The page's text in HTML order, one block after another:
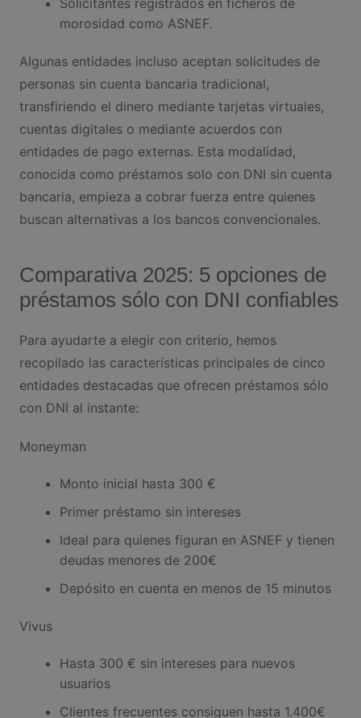
Solicitantes registrados en ficheros de
morosidad como ASNEF.
Algunas entidades incluso aceptan solicitudes de
personas sin cuenta bancaria tradicional,
transfiriendo el dinero mediante tarjetas virtuales,
cuentas digitales o mediante acuerdos con
entidades de pago externas. Esta modalidad,
conocida como préstamos solo con DNI sin cuenta
bancaria, empieza a cobrar fuerza entre quienes
buscan alternativas a los bancos convencionales.
Comparativa 2025: 5 opciones de
préstamos sólo con DNI confiables
Para ayudarte a elegir con criterio, hemos
recopilado las características principales de cinco
entidades destacadas que ofrecen préstamos sólo
con DNI al instante:
Moneyman
Monto inicial hasta 300 €
Primer préstamo sin intereses
Ideal para quienes figuran en ASNEF y tienen
deudas menores de 200€
Depósito en cuenta en menos de 15 minutos
Vivus
Hasta 300 € sin intereses para nuevos
usuarios
Clientes frecuentes consiguen hasta 1.400€